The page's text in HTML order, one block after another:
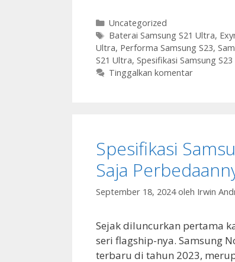
Kategori
Uncategorized
Tag
Baterai Samsung S21 Ultra,
Ultra, Performa Samsung S23,
S21 Ultra, Spesifikasi Samsung S23
Tinggalkan komentar
Spesifikasi
Saja
September 18, 2024 oleh Irwin
Sejak diluncurkan pertama
seri flagship-nya. Samsung
terbaru di tahun 2023,